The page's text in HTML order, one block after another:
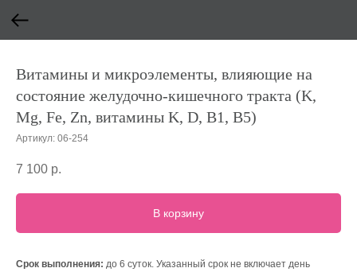
Витамины и микроэлементы, влияющие на
состояние желудочно-кишечного тракта (K,
Mg, Fe, Zn, витамины K, D, B1, B5)
Артикул: 06-254
7 100 р.
В корзину
Срок выполнения: до 6 суток. Указанный срок не включает день